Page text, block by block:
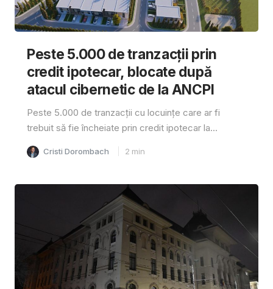
Peste 5.000 de tranzacții prin
credit ipotecar, blocate după
atacul cibernetic de la ANCPI
Peste 5.000 de tranzacții cu locuințe care ar fi
trebuit să fie încheiate prin credit ipotecar la...
Cristi Dorombach 2 min